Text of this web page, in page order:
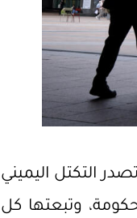
التكتل اليميني
وتبعتها كل